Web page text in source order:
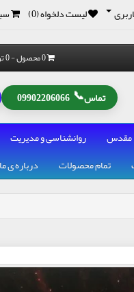
لیست دلخواه (0)
0 محصول - 0 تومان
تماس📞
09902206066
مقدس
روانشناسی و مدیریت
تمام محصولات درباره ی ما